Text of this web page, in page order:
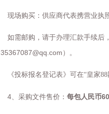
现场购买：供应商代表携营业执
如需邮购，请于办理汇款手续后
35367087@qq.com ）。
《投标报名登记表》可在“皇家88
4 、采购文件售价： 每包人民币